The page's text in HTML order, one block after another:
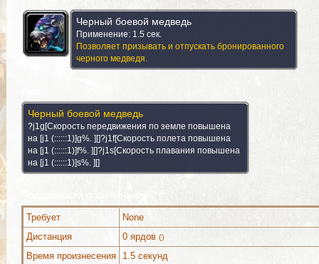
Черный боевой медведь
Применение: 1.5 сек.
Позволяет призывать и отпускать бронированного
черного медведя.
Черный боевой медведь
?j1g[Скорость передвижения по земле повышена
на [j1 (::::::1)]g%. ][]?j1f[Скорость полета повышена
на [j1 (::::::1)]f%. ][]?j1s[Скорость плавания повышена
на [j1 (::::::1)]s%. ][]
Требует
None
Дистанция
0 ярдов ()
Время произнесения
1.5 секунд
Можно выучить (1) Дополнительно (1)